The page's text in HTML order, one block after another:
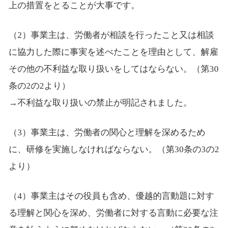
上の措置をとることが大事です。
（2）事業主は、労働者が相談を行ったこと又は相談
に協力した際に事実を述べたことを理由として、解雇
その他の不利益な取り扱いをしてはならない。（第30
条の2の2より）
→不利益な取り扱いの禁止が明記されました。
（3）事業主は、労働者の関心と理解を深めるため
に、研修を実施しなければならない。（第30条の3の2
より）
（4）事業主はその役員も含め、優越的言動題に対す
る理解と関心を深め、労働者に対する言動に必要な注